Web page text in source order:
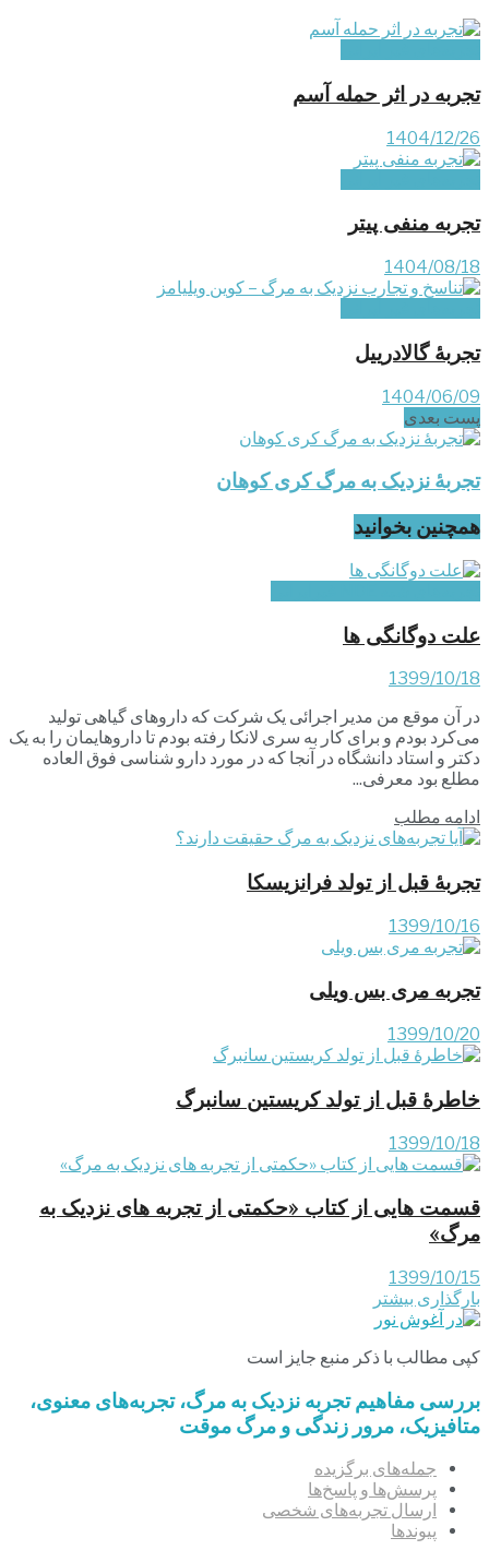
تجربه در اثر حمله آسم
1404/12/26
تجربه منفی پیتر
1404/08/18
تجربۀ گالادرییل
1404/06/09
پست‌ بعدی
تجربۀ نزدیک به مرگ کری کوهان
همچنین بخوانید
علت دوگانگی ها
1399/10/18
در آن موقع من مدیر اجرائی یک شرکت که داروهای گیاهی تولید
می‌کرد بودم و برای کار به سری لانکا رفته بودم تا داروهایمان را به یک
دکتر و استاد دانشگاه در آنجا که در مورد دارو شناسی فوق العاده
مطلع بود معرفی...
ادامه مطلب
تجربۀ قبل از تولد فرانزیسکا
1399/10/16
تجربه مری بس ویلی
1399/10/20
خاطرۀ قبل از تولد کریستین سانبرگ
1399/10/18
قسمت هایی از کتاب «حکمتی از تجربه‏ های نزدیک به
مرگ»
1399/10/15
بارگذاری بیشتر
کپی مطالب با ذکر منبع جایز است
بررسی مفاهیم تجربه‌ نزدیک به مرگ، تجربه‌های معنوی،
متافیزیک، مرور زندگی و مرگ موقت
جمله‌های برگزیده
پرسش‌ها و پاسخ‌ها
ارسال تجربه‌های شخصی
پیوندها